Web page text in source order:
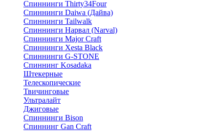
Спиннинги Thirty34Four
Спиннинги Daiwa (Дайва)
Спиннинги Tailwalk
Спиннинги Нарвал (Narval)
Спиннинги Major Craft
Спиннинги Xesta Black
Спиннинги G-STONE
Спиннинг Kosadaka
Штекерные
Телескопические
Твичинговые
Ультралайт
Джиговые
Спиннинги Bison
Спиннинг Gan Craft